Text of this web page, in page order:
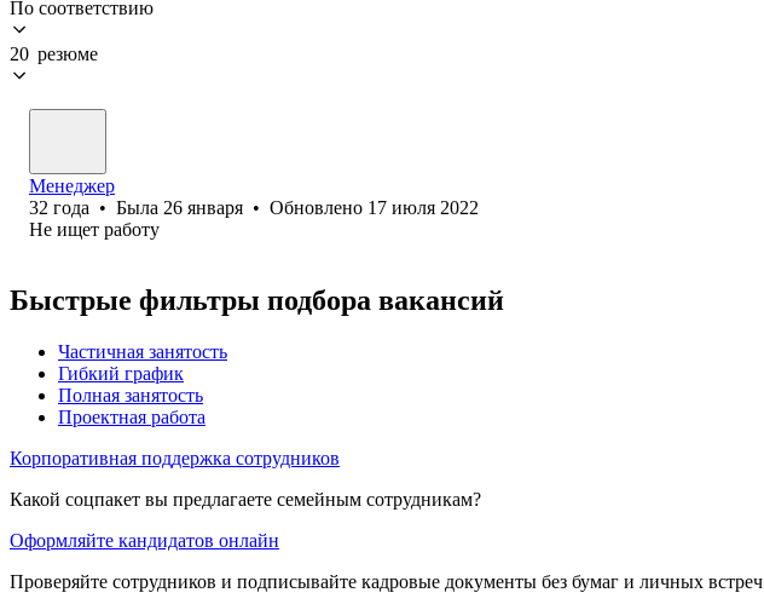
По соответствию
20 резюме
Менеджер
32 года • Была 26 января • Обновлено 17 июля 2022
Не ищет работу
Быстрые фильтры подбора вакансий
Частичная занятость
Гибкий график
Полная занятость
Проектная работа
Корпоративная поддержка сотрудников
Какой соцпакет вы предлагаете семейным сотрудникам?
Оформляйте кандидатов онлайн
Проверяйте сотрудников и подписывайте кадровые документы без бумаг и личных встреч